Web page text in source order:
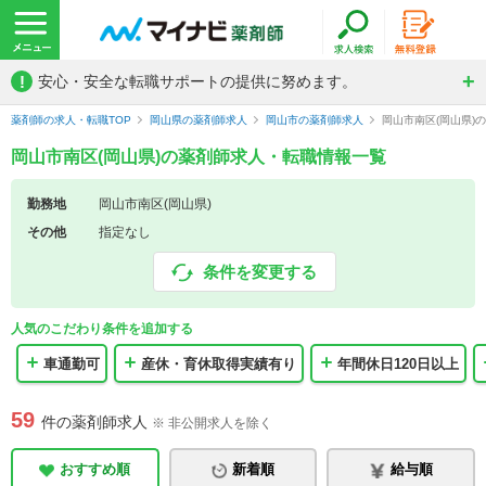
! 安心・安全な転職サポートの提供に努めます。
薬剤師の求人・転職TOP 岡山県の薬剤師求人 岡山市の薬剤師求人 岡山市南区(岡山県)
岡山市南区(岡山県)の薬剤師求人・転職情報一覧
勤務地
岡山市南区(岡山県)
その他
指定なし
条件を変更する
人気のこだわり条件を追加する
車通勤可 産休・育休取得実績有り 年間休日120日以上
59 件の薬剤師求人 ※ 非公開求人を除く
おすすめ順 新着順 給与順